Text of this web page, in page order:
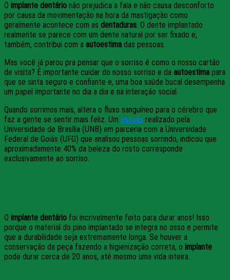
O implante dentário não prejudica a fala e não causa desconforto
por causa da movimentação na hora da mastigação como
geralmente acontece com as dentaduras. O dente implantado
realmente se parece com um dente natural por ser fixado e,
também, contribui com a autoestima das pessoas.
Mas você já parou pra pensar que o sorriso é como o nosso cartão
de visita? É importante cuidar do nosso sorriso e da autoestima para
que se sinta seguro e confiante e, uma boa saúde bucal desempenha
um papel importante no dia a dia e na interação social.
Quando sorrimos mais, altera o fluxo sanguíneo para o cérebro que
faz a gente se sentir mais feliz. Um estudo realizado pela
Universidade de Brasília (UNB) em parceria com a Universidade
Federal de Goiás (UFG) que analisou pessoas sorrindo, indicou que
aproximadamente 40% da beleza do rosto corresponde
exclusivamente ao sorriso.
O implante dentário foi incrivelmente feito para durar anos! Isso
porque o material do pino implantado se integra no osso e permite
que a durabilidade seja extremamente longa. Se houver a
conservação da peça fazendo a higienização correta, o implante
pode durar cerca de 20 anos, até mesmo uma vida inteira.